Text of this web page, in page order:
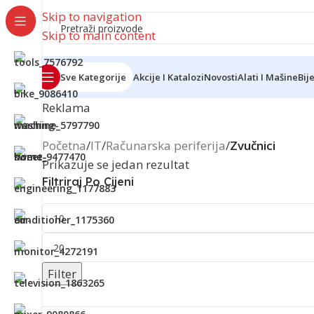
Skip to navigation
Skip to main content
Sve Kategorije Akcije I KataloziNovostiAlati I Mašine
Reklama
Početna/IT/Računarska periferija/Zvučnici
Prikazuje se jedan rezultat
Filtriraj Po Cijeni
Filter